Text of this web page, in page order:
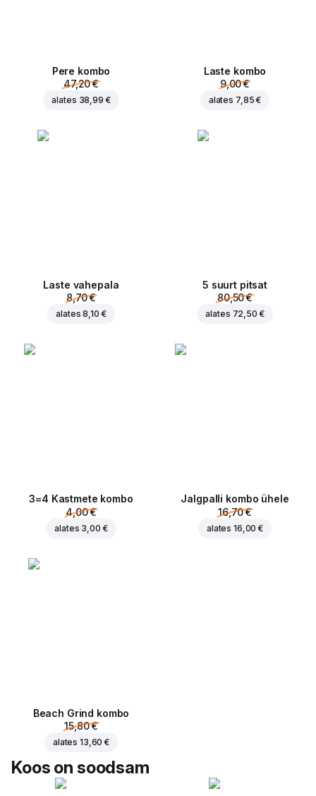
Pere kombo
47,20 €
alates 38,99 €
Laste kombo
9,00 €
alates 7,85 €
Laste vahepala
8,70 €
alates8,10 €
5 suurt pitsat
80,50 €
alates 72,50 €
3=4 Kastmete kombo
4,00 €
alates 3,00 €
Jalgpalli kombo ühele
16,70 €
alates 16,00 €
Beach Grind kombo
15,80 €
alates 13,60 €
Koos on soodsam